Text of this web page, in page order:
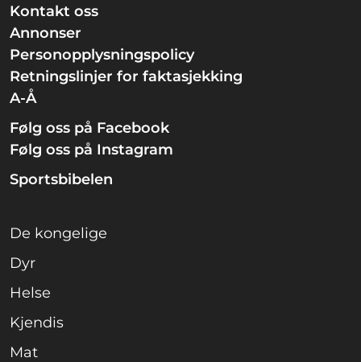
Kontakt oss
Annonser
Personopplysningspolicy
Retningslinjer for faktasjekking
A-Å
Følg oss på Facebook
Følg oss på Instagram
Sportsbibelen
De kongelige
Dyr
Helse
Kjendis
Mat